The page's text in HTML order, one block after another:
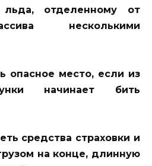
отделенному от
несколькими
опасное место, если из
начинает бить
средства страховки и
на конце, длинную